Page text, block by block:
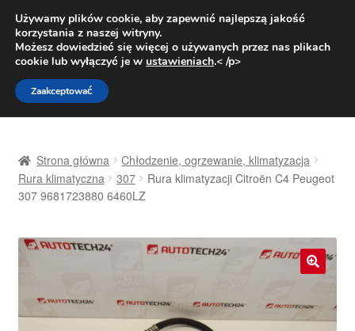
DOSTAWA od 31 zł
Pn.-pt. 9:00-16:00800 003 167
Przejdź
do
nawigacji
Przejdź
do
treści
Dostawa
Kontakt
Moje konto
Strona główna
Chłodzenie, ogrzewanie, klimatyzacja
Rura klimatyczna
307
Rura klimatyzacji Citroën C4 Peugeot
307 9681723880 6460LZ
Używamy plików cookie, aby zapewnić najlepszą jakość
korzystania z naszej witryny.
Możesz dowiedzieć się więcej o używanych przez nas plikach
cookie lub wyłączyć je w ustawieniach.< /p>
Zaakceptować